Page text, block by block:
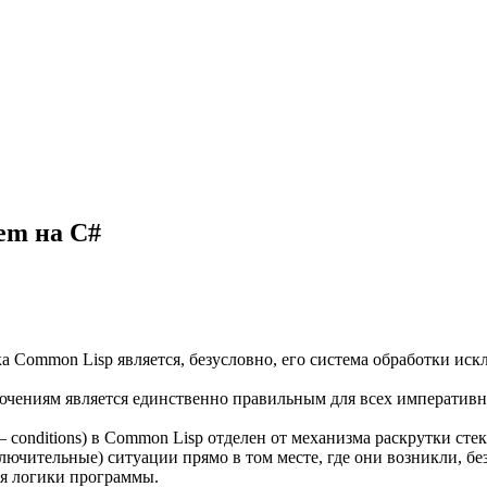
на C#
Lisp является, безусловно, его система обработки
является единственно правильным для всех
в Common Lisp отделен от механизма раскрутки
ситуации прямо в том месте, где они возникли,
логики программы.